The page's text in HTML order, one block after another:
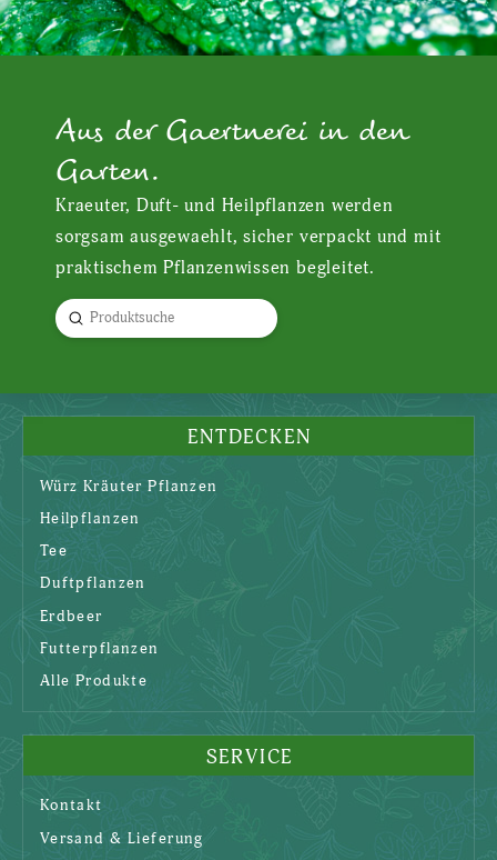
Aus der Gaertnerei in den
Garten.
Kraeuter, Duft- und Heilpflanzen werden
sorgsam ausgewaehlt, sicher verpackt und mit
praktischem Pflanzenwissen begleitet.
Search
Submit
ENTDECKEN
Würz Kräuter Pflanzen
Heilpflanzen
Tee
Duftpflanzen
Erdbeer
Futterpflanzen
Alle Produkte
SERVICE
Kontakt
Versand & Lieferung